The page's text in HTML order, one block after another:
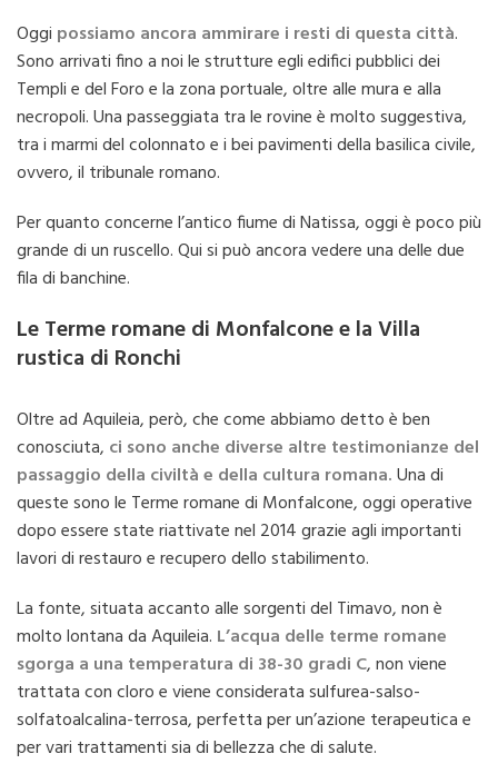
Oggi possiamo ancora ammirare i resti di questa città.
Sono arrivati ​​​​​​fino a noi le strutture egli edifici pubblici dei
Templi e del Foro e la zona portuale, oltre alle mura e alla
necropoli. Una passeggiata tra le rovine è molto suggestiva,
tra i marmi del colonnato e i bei pavimenti della basilica civile,
ovvero, il tribunale romano.
Per quanto concerne l’antico fiume di Natissa, oggi è poco più
grande di un ruscello. Qui si può ancora vedere una delle due
fila di banchine.
Le Terme romane di Monfalcone e la Villa
rustica di Ronchi
Oltre ad Aquileia, però, che come abbiamo detto è ben
conosciuta, ci sono anche diverse altre testimonianze del
passaggio della civiltà e della cultura romana.Una di
queste sono le Terme romane di Monfalcone, oggi operative
dopo essere state riattivate nel 2014 grazie agli importanti
lavori di restauro e recupero dello stabilimento.
La fonte, situata accanto alle sorgenti del Timavo, non è
molto lontana da Aquileia. L’acqua delle terme romane
sgorga a una temperatura di 38-30 gradi C, non viene
trattata con cloro e viene considerata sulfurea-salso-
solfatoalcalina-terrosa, perfetta per un’azione terapeutica e
per vari trattamenti sia di bellezza che di salute.